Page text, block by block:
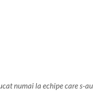
numai la echipe care s-au